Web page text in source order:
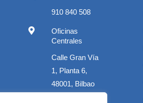
910 840 508

Oficinas
Centrales
Calle Gran Vía
1, Planta 6,
48001, Bilbao